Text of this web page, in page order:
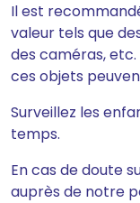
Il est
valeur tels que
des caméras,
ces objets
Surveillez les
temps.
En cas de doute
auprès de notre